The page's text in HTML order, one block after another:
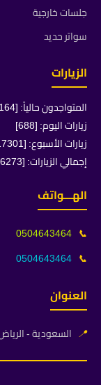
جلسات خارجية
سواتر حديد
الزيارات
المتواجدون حالياً: [164]
زيارات اليوم: [688]
زيارات الأسبوع: [17301]
إجمالي الزيارات: [456273]
الهـــواتف
📞
0504643464
📞
0504643464
العنوان
📍 السعودية -